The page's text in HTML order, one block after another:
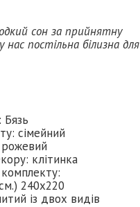
сон за прийнятну
постільна білизна для
Бязь
сімейний
рожевий
клітинка
240х220
із двох видів